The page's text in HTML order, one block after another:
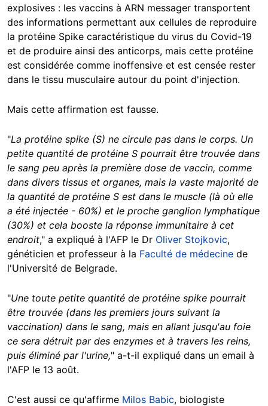
explosives : les vaccins à ARN messager transportent
des informations permettant aux cellules de reproduire
la protéine Spike caractéristique du virus du Covid-19
et de produire ainsi des anticorps, mais cette protéine
est considérée comme inoffensive et est censée rester
dans le tissu musculaire autour du point d'injection.
Mais cette affirmation est fausse.
"La protéine spike (S) ne circule pas dans le corps. Un
petite quantité de protéine S pourrait être trouvée dans
le sang peu après la première dose de vaccin, comme
dans divers tissus et organes, mais la vaste majorité de
la quantité de protéine S est dans le muscle (là où elle
a été injectée - 60%) et le proche ganglion lymphatique
(30%) et cela booste la réponse immunitaire à cet
endroit," a expliqué à l'AFP le Dr Oliver Stojkovic,
généticien et professeur à la Faculté de médecine de
l'Université de Belgrade.
"Une toute petite quantité de protéine spike pourrait
être trouvée (dans les premiers jours suivant la
vaccination) dans le sang, mais en allant jusqu'au foie
ce sera détruit par des enzymes et à travers les reins,
puis éliminé par l'urine," a-t-il expliqué dans un email à
l'AFP le 13 août.
C'est aussi ce qu'affirme Milos Babic, biologiste